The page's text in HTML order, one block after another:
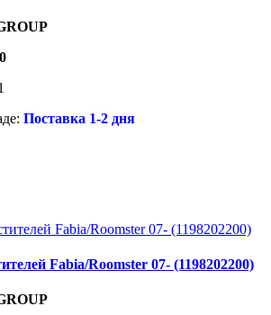
Поставка 1-2 дня
Fabia/Roomster 07- (1198202200)